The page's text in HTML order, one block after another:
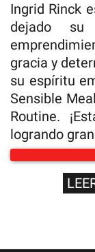
Ingrid Rinck
dejado
gracia y
su espíritu
Sensible
Routine.
logrando